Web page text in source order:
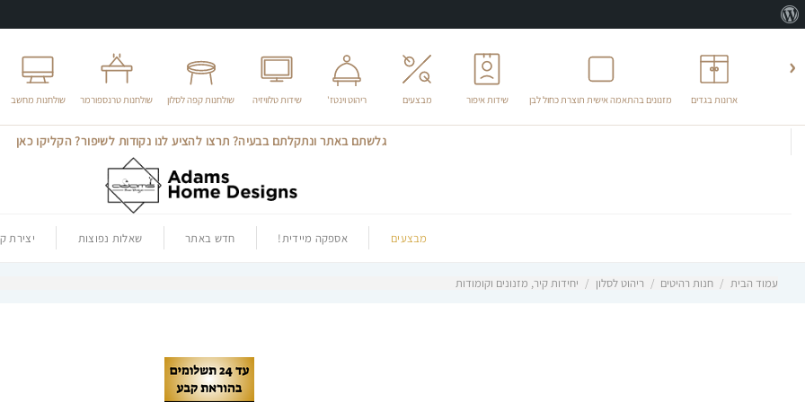
‹
ארונות בגדים מזנונים בהתאמה אישית תוצרת כחול לבן שידות איפור מבצעים ריהוט וינטז' שידות טלוויזיה שולחנות קפה לסלון שולחנות טרנספורמר שולחנות מחשב
לתוכן
גלשתם באתר ונתקלתם בבעיה? תרצו להציע לנו נקודות לשיפור? הקליקו כאן
מבצעים אספקה מיידית! חדש באתר שאלות נפוצות יצירת
עמוד הבית / חנות רהיטים / ריהוט לסלון / יחידות קיר, מזנונים וקומודות